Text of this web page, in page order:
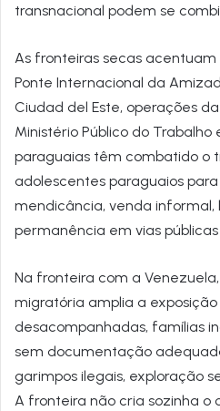
transnacional podem se
As fronteiras secas acentuam
Ponte Internacional da
Ciudad del Este, operações
Ministério Público do
paraguaias têm combatido o
adolescentes paraguaios
mendicância, venda informal,
permanência em vias
Na fronteira com a
migratória amplia a
desacompanhadas, famílias
sem documentação
garimpos ilegais, exploração
A fronteira não cria sozinha o